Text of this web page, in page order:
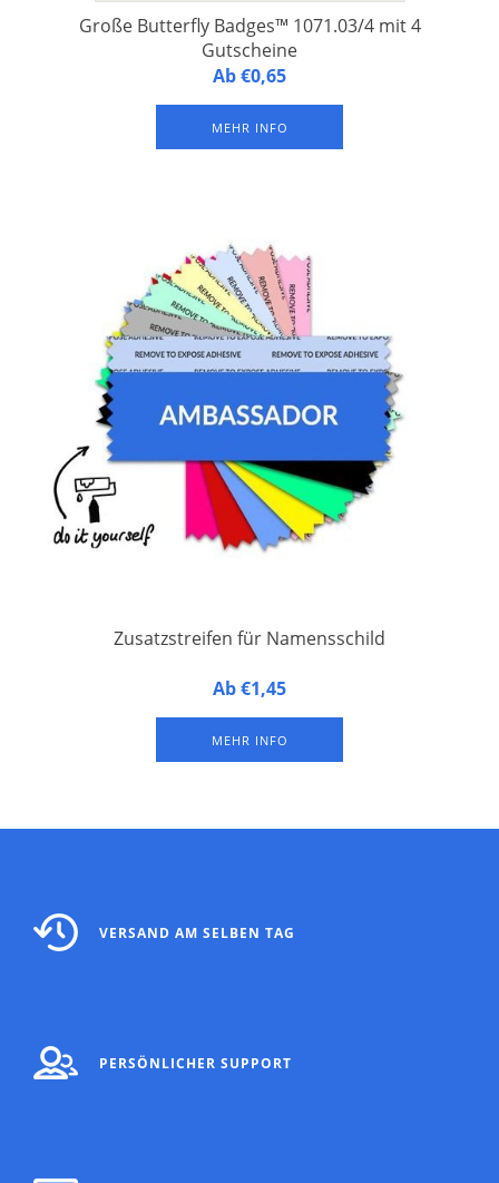
Große Butterfly Badges™ 1071.03/4 mit 4
Gutscheine
Butterfly Badges™ 1071.03/4 - Namensschilder aus
Druckbogen, mit 1 Langloch und 2 Rundlöchern an der
Oberseite sowie 4 Gutscheine. Verpackung à 500 Bogen.
Ab €0,65
MEHR INFO
Zusatzstreifen für Namensschild
Maße: 10,4 x 4,1 cm.
Der obere Rand ist mit doppelseitigem Klebeband versehen.
Ab €1,45
MEHR INFO
VERSAND AM SELBEN TAG
PERSÖNLICHER SUPPORT